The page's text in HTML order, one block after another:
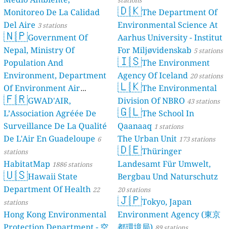
Monitoreo De La Calidad
Del Aire 3 stations
🇳🇵Government Of
Nepal, Ministry Of
Population And
Environment, Department
Of Environment Air
Quality Monitoring
stations
🇫🇷GWAD'AIR,
L’Association Agréée De
Surveillance De La Qualité
De L'Air En Guadeloupe 6
stations
HabitatMap 1886 stations
🇺🇸Hawaii State
Department Of Health 22
stations
Hong Kong Environmental
🇩🇰The Department Of
Environmental Science At
Aarhus University - Institut
For Miljøvidenskab 5 stations
🇮🇸The Environment
Agency Of Iceland 20 stations
🇱🇰The Environmental
Division Of NBRO 43 stations
🇬🇱The School In
Qaanaaq 1 stations
The Urban Unit 173 stations
🇩🇪Thüringer
Landesamt Für Umwelt,
Bergbau Und Naturschutz
20 stations
🇯🇵Tokyo, Japan
Environment Agency (東京